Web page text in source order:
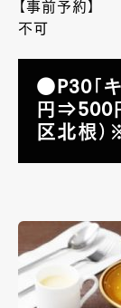
【事前予約】
不可
●P30「
円⇒500
区北根